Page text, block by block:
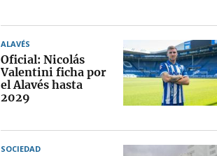
ALAVÉS
Oficial: Nicolás
Valentini ficha por
el Alavés hasta
2029
SOCIEDAD